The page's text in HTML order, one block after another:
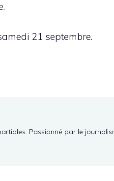
21 septembre.
Passionné par le